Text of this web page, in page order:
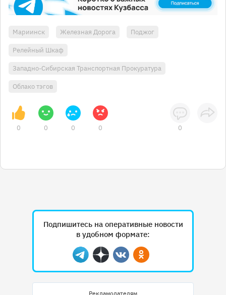
Мариинск Железная Дорога Поджог
Релейный Шкаф
Западно-Сибирская Транспортная Прокуратура
Облако тэгов
0 0 0 0 0
Подпишитесь на оперативные новости
в удобном формате:
Telegram
ДзенВконтактеОдноклассники
Рекламодателям